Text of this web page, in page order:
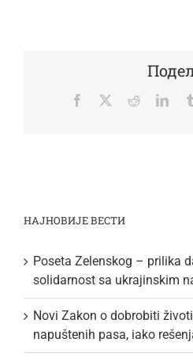
Facebook
TwitterReddit
НАЈНОВИЈЕ ВЕСТИ
Poseta Zelenskog – prilika
solidarnost sa ukrajinskim
Novi Zakon o dobrobiti
napuštenih pasa, iako